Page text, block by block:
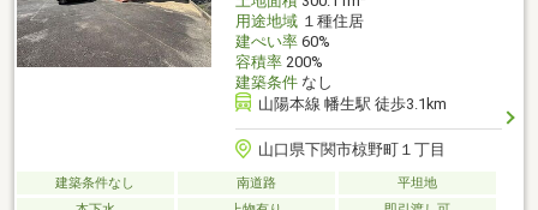
用途地域１種住居
建ぺい率60%
容積率200%
建築条件なし
山陽本線 幡生駅 徒歩3.1km
山口県下関市椋野町１丁目
建築条件なし 南道路
平坦地